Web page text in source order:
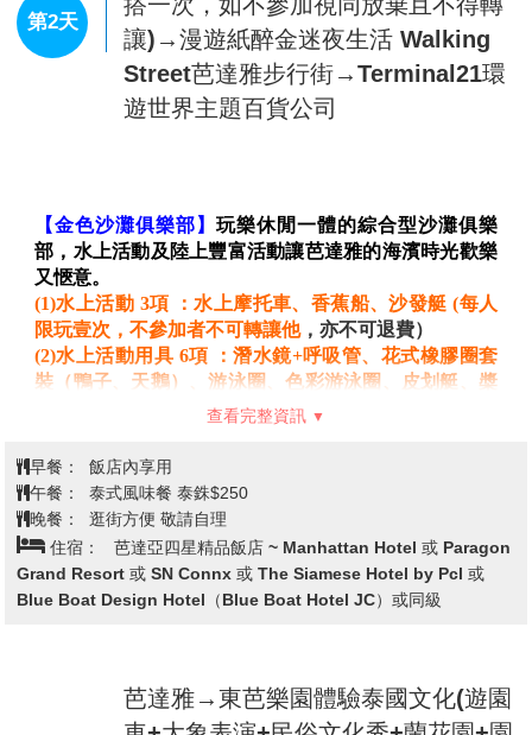
第1天
桃園國際機場/曼谷素萬那普機場→暹
邏古城76府→泰式按摩兩小時→芭達
雅
今天帶著愉快輕鬆的心情，在國際機場集合後，搭乘豪
華客機飛往素有微笑王國之稱的泰國首都【曼谷】。當
地接待的導遊帥哥或美女們已經等候各位嘉賓~
【暹邏古城76府】
素來擁有極高宗教地位的泰國，全國
大小寺廟共有3萬多座，僅曼谷就有佛寺400多座，因此
曼谷又有寺廟之城的美譽。若不想落下任何一處美好，
除了花大把時間一一造訪，古城76府，絕對是最棒的選
1214畝，園區建造完全依照泰國國土形狀，再將全泰國
的建築皆有專家指導，保持各個王朝的建築文化特色。
【體驗泰國古式按摩(約2小時)】
常按摩穴位也會舒筋活絡，特別安排兩小時的療程(大通
舖)使你強身健體而且神清氣爽。(小費敬請自理)
註：16歲以下貴賓恕無法按摩，但於當地將會由導遊或
領隊安排享用冰淇淋乙份。
查看完整資訊
早餐：
機上餐
午餐：
古城園內餐
晚餐：
泰式火鍋餐 泰銖$250
住宿：
芭達亞四星精品飯店 ~ Manhattan Hotel 或 Paragon
Grand Resort 或 SN Connx 或 The Siamese Hotel by Pcl 或
Blue Boat Design Hotel（Blue Boat Hotel JC）或同級
芭達雅→金色沙灘俱樂部(水上摩托車
+香蕉船+沙發艇+水陸設施)(每人限